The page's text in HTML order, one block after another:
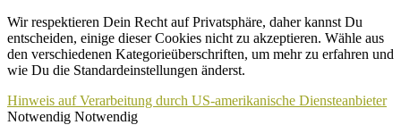
Wir respektieren Dein Recht auf Privatsphäre, daher kannst Du
entscheiden, einige dieser Cookies nicht zu akzeptieren. Wähle aus
den verschiedenen Kategorieüberschriften, um mehr zu erfahren und
wie Du die Standardeinstellungen änderst.
Hinweis auf Verarbeitung durch US-amerikanische Diensteanbieter
Notwendig Notwendig